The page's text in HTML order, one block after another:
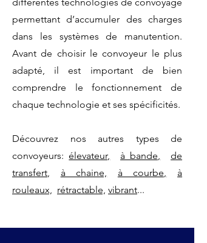
permettant d’accumuler des charges
dans les systèmes de manutention.
Avant de choisir le convoyeur le plus
adapté, il est important de bien
comprendre le fonctionnement de
chaque technologie et ses spécificités.
Découvrez nos autres types de
convoyeurs:élevateur, à bande,
de
transfert
à chaine, à courbe,
à
rouleaux,
rétractable, vibrant...